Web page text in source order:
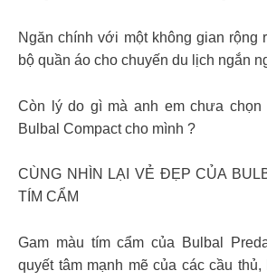
Ngăn chính với một không gian rộng
bộ quần áo cho chuyến du lịch ngắn
Còn lý do gì mà anh em chưa chọn
Bulbal Compact cho mình ?
CÙNG NHÌN LẠI VẺ ĐẸP CỦA
TÍM CẨM
Gam màu tím cẩm của Bulbal
quyết tâm mạnh mẽ của các cầu